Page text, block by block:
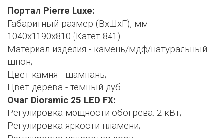
Портал Pierre Luxe:
Габаритный размер (ВхШхГ), мм -
1040х1190х810 (Катет 841).
Материал изделия - камень/мдф/натуральный
шпон;
Цвет камня - шампань;
Цвет дерева - темный дуб.
Очаг Dioramic 25 LED FX:
Регулировка мощности обогрева: 2 кВт;
Регулировка яркости пламени;